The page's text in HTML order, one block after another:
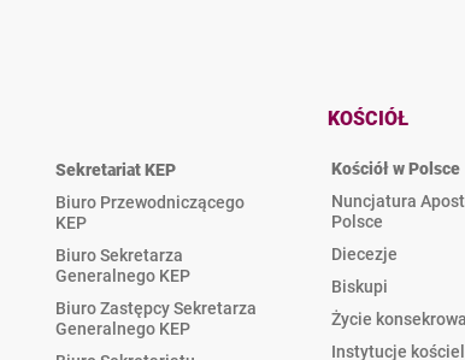
Sekretariat KEP
Biuro Przewodniczącego
KEP
Biuro Sekretarza
Generalnego KEP
Biuro Zastępcy Sekretarza
Generalnego KEP
KOŚCIÓŁ
Kościół w Polsce
Nuncjatura
Polsce
Diecezje
Biskupi
Życie
Instytucje